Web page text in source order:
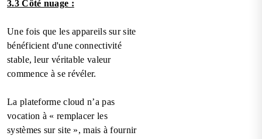
3.3 Côté nuage :
Une fois que les appareils sur site
bénéficient d'une connectivité
stable, leur véritable valeur
commence à se révéler.
La plateforme cloud n’a pas
vocation à « remplacer les
systèmes sur site », mais à fournir